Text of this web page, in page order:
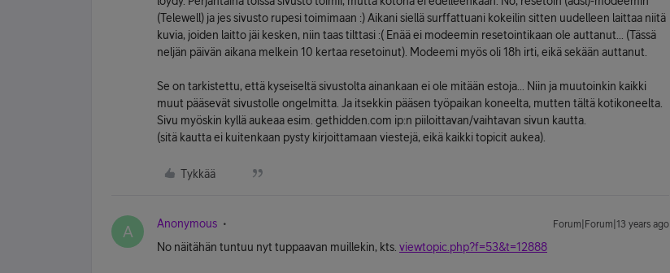
(Telewell) ja jes sivusto rupesi toimimaan :) Aikani siellä surffattuani kokeilin sitten uudelleen laittaa niitä
kuvia, joiden laitto jäi kesken, niin taas tilttasi :( Enää ei modeemin resetointikaan ole auttanut... (Tässä
neljän päivän aikana melkein 10 kertaa resetoinut). Modeemi myös oli 18h irti, eikä sekään auttanut.
Se on tarkistettu, että kyseiseltä sivustolta ainankaan ei ole mitään estoja... Niin ja muutoinkin kaikki
muut pääsevät sivustolle ongelmitta. Ja itsekkin pääsen työpaikan koneelta, mutten tältä kotikoneelta.
Sivu myöskin kyllä aukeaa esim. gethidden.com ip:n piiloittavan/vaihtavan sivun kautta.
(sitä kautta ei kuitenkaan pysty kirjoittamaan viestejä, eikä kaikki topicit aukea).
Tykkää
A Anonymous Forum|Forum|13 years ago
No näitähän tuntuu nyt tuppaavan muillekin, kts. viewtopic.php?f=53&t=12888